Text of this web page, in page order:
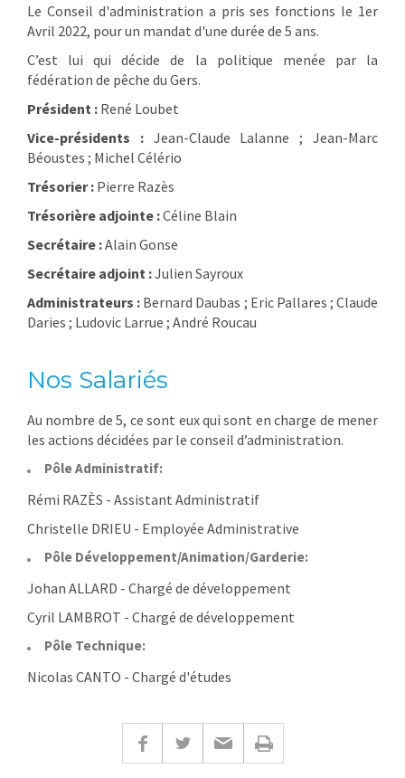
Le Conseil d'administration a pris ses fonctions le 1er
Avril 2022, pour un mandat d'une durée de 5 ans.
C’est lui qui décide de la politique menée par la
fédération de pêche du Gers.
Président : René Loubet
Vice-présidents :Jean-Claude Lalanne ; Jean-Marc
Béoustes ; Michel Célério
Trésorier : Pierre Razès
Trésorière adjointe :Céline Blain
Secrétaire :Alain Gonse
Secrétaire adjoint :Julien Sayroux
Administrateurs : Bernard Daubas ; Eric Pallares ; Claude
Daries ; Ludovic Larrue ; André Roucau
Nos Salariés
Au nombre de 5, ce sont eux qui sont en charge de mener
les actions décidées par le conseil d’administration.
Pôle Administratif:
Rémi RAZÈS - Assistant Administratif
Christelle DRIEU - Employée Administrative
Pôle Développement/Animation/Garderie:
Johan ALLARD - Chargé de développement
Cyril LAMBROT - Chargé de développement
Pôle Technique:
Nicolas CANTO - Chargé d'études